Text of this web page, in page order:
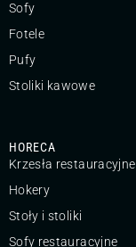
Sofy
Fotele
Pufy
Stoliki kawowe
HORECA
Krzesła restauracyjne
Hokery
Stoły i stoliki
Sofy restauracyjne